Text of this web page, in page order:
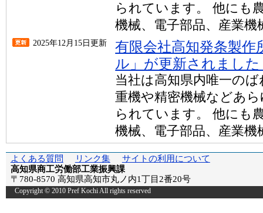
られています。 他にも
機械、電子部品、産業機
2025年12月15日更新
有限会社高知発条製
ル」が更新されました
当社は高知県内唯一の
重機や精密機械などあ
られています。 他にも
機械、電子部品、産業機
よくある質問 リンク集
サイトの利用について
高知県商工労働部工業振興課
〒780-8570 高知県高知市丸ノ内1丁目2番20号
Copyright © 2010 Pref Kochi All rights reserved